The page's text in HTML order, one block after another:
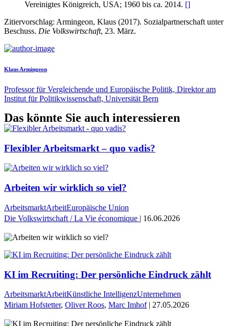
Vereinigtes Königreich, USA; 1960 bis ca. 2014. []
Zitiervorschlag: Armingeon, Klaus (2017). Sozialpartnerschaft unter
Beschuss. Die Volkswirtschaft, 23. März.
Klaus Armingeon
Professor für Vergleichende und Europäische Politik, Direktor am
Institut für Politikwissenschaft, Universität Bern
Das könnte Sie auch interessieren
Flexibler Arbeitsmarkt – quo vadis?
Arbeiten wir wirklich so viel?
ArbeitsmarktArbeitEuropäische Union
Die Volkswirtschaft / La Vie économique | 16.06.2026
KI im Recruiting: Der persönliche Eindruck zählt
ArbeitsmarktArbeitKünstliche IntelligenzUnternehmen
Miriam Hofstetter, Oliver Roos, Marc Imhof| 27.05.2026